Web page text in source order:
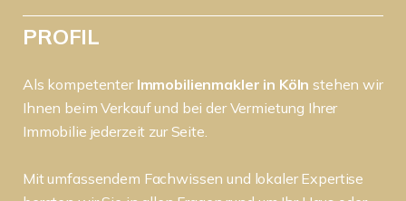
PROFIL
Als kompetenter Immobilienmakler in Kölnstehen wir
Ihnen beim Verkauf und bei der Vermietung Ihrer
Immobilie jederzeit zur Seite.
Mit umfassendem Fachwissen und lokaler Expertise